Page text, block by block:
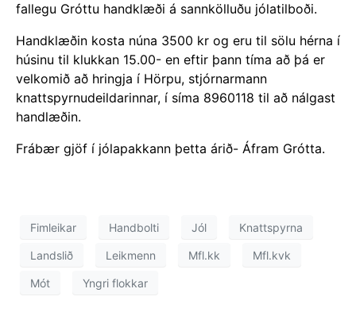
fallegu Gróttu handklæði á sannkölluðu jólatilboði.
Handklæðin kosta núna 3500 kr og eru til sölu hérna í
húsinu til klukkan 15.00- en eftir þann tíma að þá er
velkomið að hringja í Hörpu, stjórnarmann
knattspyrnudeildarinnar, í síma 8960118 til að nálgast
handlæðin.
Frábær gjöf í jólapakkann þetta árið- Áfram Grótta.
Fimleikar Handbolti Jól Knattspyrna
Landslið Leikmenn Mfl.kk Mfl.kvk
Mót Yngri flokkar